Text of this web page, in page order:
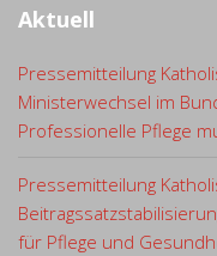
Aktuell
Pressemitteilung
Ministerwechsel im
Professionelle Pflege
Pressemitteilung
für Pflege und